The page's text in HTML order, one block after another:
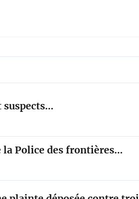
suspects…
la Police des frontières…